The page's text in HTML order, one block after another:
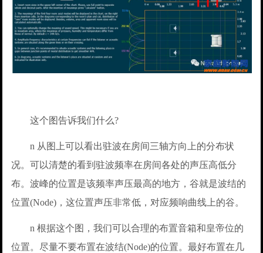
这个图告诉我们什么?
n 从图上可以看出驻波在房间三轴方向上的分布状
况。可以清楚的看到驻波频率在房间各处的声压高低分
布。波峰的位置是该频率声压最高的地方，谷就是波结的
位置(Node)，这位置声压非常低，对应频响曲线上的谷。
n 根据这个图，我们可以合理的布置音箱和皇帝位的
位置。尽量不要布置在波结(Node)的位置。最好布置在几